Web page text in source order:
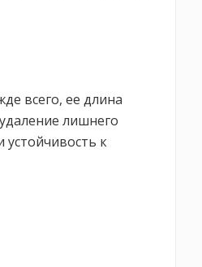
всего, ее длина
лишнего
устойчивость к